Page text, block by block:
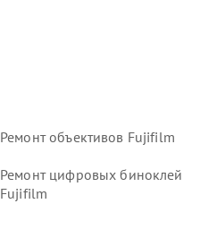
Ремонт объективов Fujifilm
Ремонт цифровых биноклей
Fujifilm